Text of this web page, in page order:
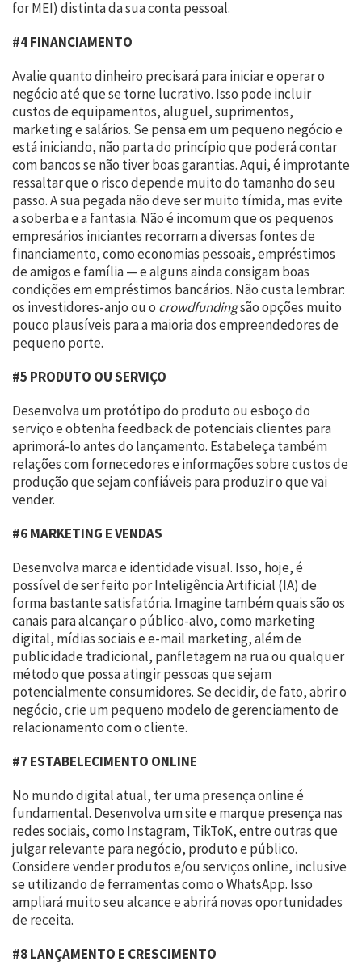
for MEI) distinta da sua conta pessoal.
#4 FINANCIAMENTO
Avalie quanto dinheiro precisará para iniciar e operar o
negócio até que se torne lucrativo. Isso pode incluir
custos de equipamentos, aluguel, suprimentos,
marketing e salários. Se pensa em um pequeno negócio e
está iniciando, não parta do princípio que poderá contar
com bancos se não tiver boas garantias. Aqui, é improtante
ressaltar que o risco depende muito do tamanho do seu
passo. A sua pegada não deve ser muito tímida, mas evite
a soberba e a fantasia. Não é incomum que os pequenos
empresários iniciantes recorram a diversas fontes de
financiamento, como economias pessoais, empréstimos
de amigos e família — e alguns ainda consigam boas
condições em empréstimos bancários. Não custa lembrar:
os investidores-anjo ou o crowdfundingsão opções muito
pouco plausíveis para a maioria dos empreendedores de
pequeno porte.
#5 PRODUTO OU SERVIÇO
Desenvolva um protótipo do produto ou esboço do
serviço e obtenha feedback de potenciais clientes para
aprimorá-lo antes do lançamento. Estabeleça também
relações com fornecedores e informações sobre custos de
produção que sejam confiáveis para produzir o que vai
vender.
#6 MARKETING E VENDAS
Desenvolva marca e identidade visual. Isso, hoje, é
possível de ser feito por Inteligência Artificial (IA) de
forma bastante satisfatória. Imagine também quais são os
canais para alcançar o público-alvo, como marketing
digital, mídias sociais e e-mail marketing, além de
publicidade tradicional, panfletagem na rua ou qualquer
método que possa atingir pessoas que sejam
potencialmente consumidores. Se decidir, de fato, abrir o
negócio, crie um pequeno modelo de gerenciamento de
relacionamento com o cliente.
#7 ESTABELECIMENTO ONLINE
No mundo digital atual, ter uma presença online é
fundamental. Desenvolva um site e marque presença nas
redes sociais, como Instagram, TikToK, entre outras que
julgar relevante para negócio, produto e público.
Considere vender produtos e/ou serviços online, inclusive
se utilizando de ferramentas como o WhatsApp. Isso
ampliará muito seu alcance e abrirá novas oportunidades
de receita.
#8 LANÇAMENTO E CRESCIMENTO